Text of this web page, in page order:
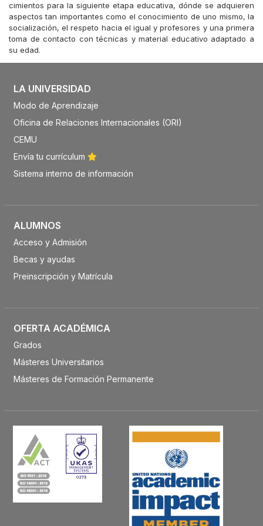
cimientos para la siguiente etapa educativa, dónde se adquieren
aspectos tan importantes como el conocimiento de uno mismo, la
socialización, el respeto hacia el igual y profesores y una primera
toma de contacto con técnicas y material educativo adaptado a
su edad.
LA UNIVERSIDAD
Modo de Aprendizaje
Oficina de Relaciones Internacionales (ORI)
CEMU
Envía tu currículum
Sistema interno de información
ALUMNOS
Acceso y Admisión
Becas y ayudas
Preinscripción y Matrícula
OFERTA ACADÉMICA
Grados
Másteres Universitarios
Másteres de Formación Permanente